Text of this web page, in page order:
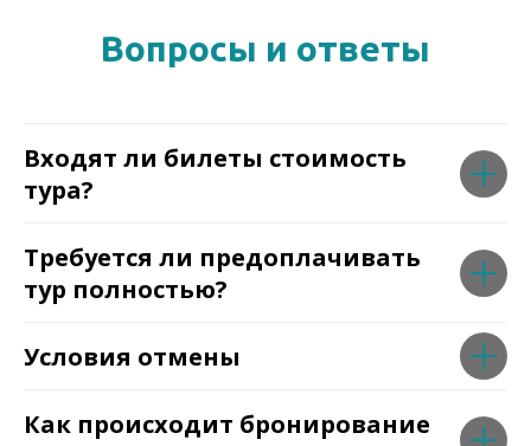
Вопросы и ответы
Входят ли билеты стоимость
тура?
Требуется ли предоплачивать
тур полностью?
Условия отмены
Как происходит бронирование